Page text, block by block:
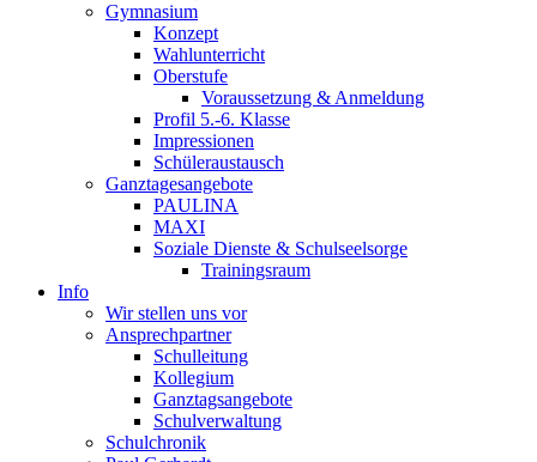
Gymnasium
Konzept
Wahlunterricht
Oberstufe
Voraussetzung & Anmeldung
Profil 5.-6. Klasse
Impressionen
Schüleraustausch
Ganztagesangebote
PAULINA
MAXI
Soziale Dienste & Schulseelsorge
Trainingsraum
Info
Wir stellen uns vor
Ansprechpartner
Schulleitung
Kollegium
Ganztagsangebote
Schulverwaltung
Schulchronik